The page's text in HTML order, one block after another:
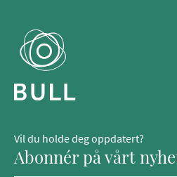
Vil du holde deg oppdatert?
Abonnér på vårt